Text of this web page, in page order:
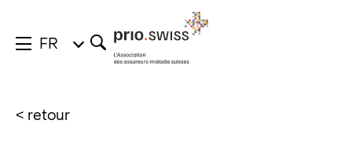
FR
< retour